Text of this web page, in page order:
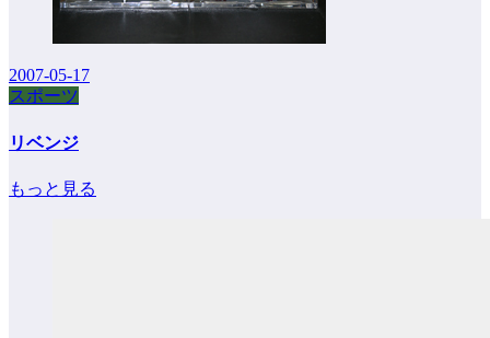
2007-05-17
スポーツ
リベンジ
もっと見る